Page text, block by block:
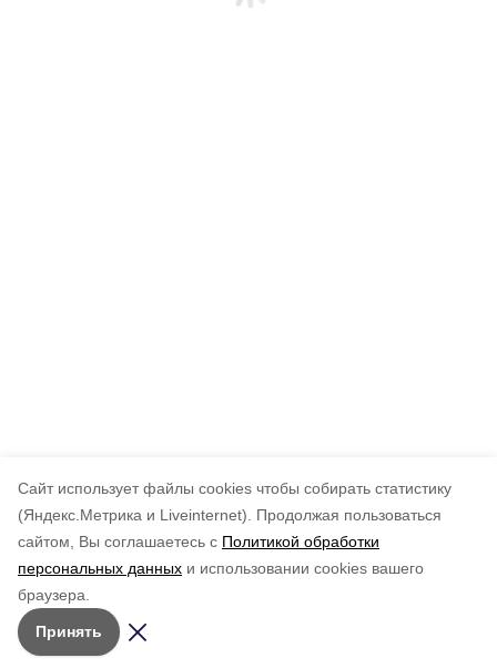
Cайт использует файлы cookies чтобы собирать статистику
(Яндекс.Метрика и Liveinternet).
Продолжая пользоваться
сайтом, Вы соглашаетесь с Политикой обработки
персональных данных и использовании cookies вашего
браузера.
Принять